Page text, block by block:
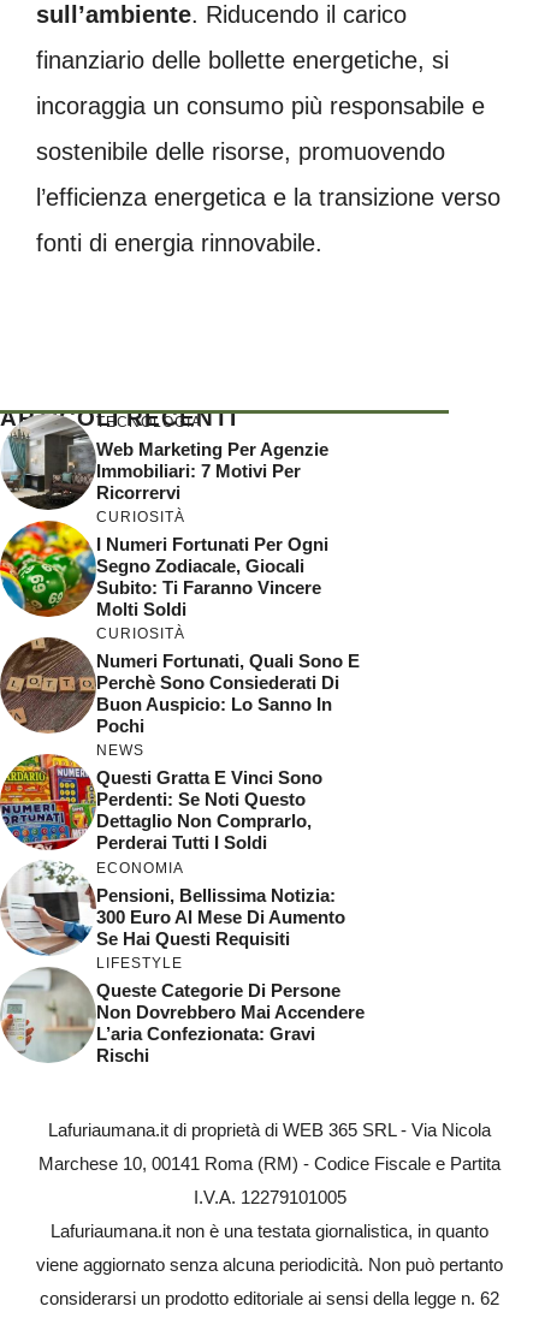
sull’ambiente. Riducendo il carico
finanziario delle bollette energetiche, si
incoraggia un consumo più responsabile e
sostenibile delle risorse, promuovendo
l’efficienza energetica e la transizione verso
fonti di energia rinnovabile.
ARTICOLI RECENTI
TECNOLOGIA
Web Marketing Per Agenzie
Immobiliari: 7 Motivi Per
Ricorrervi
CURIOSITÀ
I Numeri Fortunati Per Ogni
Segno Zodiacale, Giocali
Subito: Ti Faranno Vincere
Molti Soldi
CURIOSITÀ
Numeri Fortunati, Quali Sono E
Perchè Sono Consiederati Di
Buon Auspicio: Lo Sanno In
Pochi
NEWS
Questi Gratta E Vinci Sono
Perdenti: Se Noti Questo
Dettaglio Non Comprarlo,
Perderai Tutti I Soldi
ECONOMIA
Pensioni, Bellissima Notizia:
300 Euro Al Mese Di Aumento
Se Hai Questi Requisiti
LIFESTYLE
Queste Categorie Di Persone
Non Dovrebbero Mai Accendere
L’aria Confezionata: Gravi
Rischi
Lafuriaumana.it di proprietà di WEB 365 SRL - Via Nicola
Marchese 10, 00141 Roma (RM) - Codice Fiscale e Partita
I.V.A. 12279101005
Lafuriaumana.it non è una testata giornalistica, in quanto
viene aggiornato senza alcuna periodicità. Non può pertanto
considerarsi un prodotto editoriale ai sensi della legge n. 62